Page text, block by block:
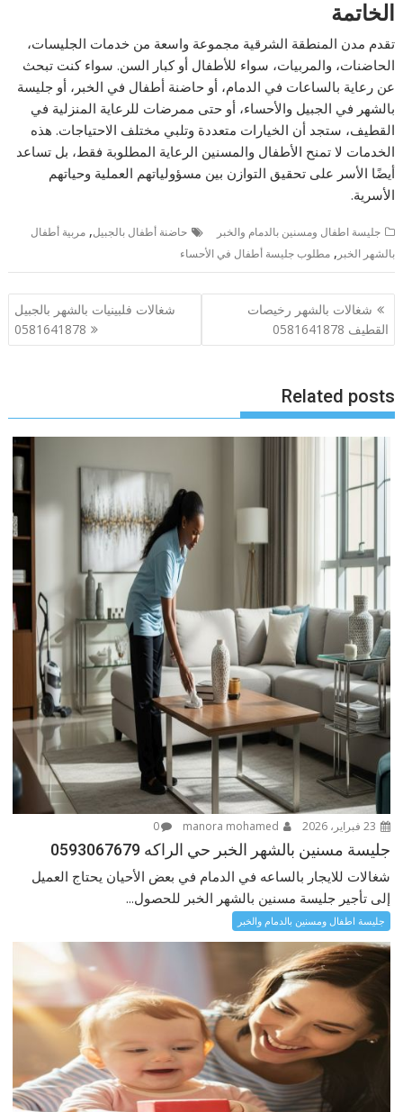
الخاتمة
تقدم مدن المنطقة الشرقية مجموعة واسعة من خدمات الجليسات،
الحاضنات، والمربيات، سواء للأطفال أو كبار السن. سواء كنت تبحث
عن رعاية بالساعات في الدمام، أو حاضنة أطفال في الخبر، أو جليسة
بالشهر في الجبيل والأحساء، أو حتى ممرضات للرعاية المنزلية في
القطيف، ستجد أن الخيارات متعددة وتلبي مختلف الاحتياجات. هذه
الخدمات لا تمنح الأطفال والمسنين الرعاية المطلوبة فقط، بل تساعد
أيضًا الأسر على تحقيق التوازن بين مسؤولياتهم العملية وحياتهم
الأسرية.
جليسة اطفال ومسنين بالدمام والخبر حاضنة أطفال بالجبيل,مربية أطفال
بالشهر الخبر ,مطلوب جليسة أطفال في الأحساء
تصفّح
المقالات
شغالات بالشهر رخيصات
القطيف 0581641878
شغالات فلبينيات بالشهر بالجبيل
0581641878
Related posts
0
جليسة مسنين بالشهر الخبر حي الراكه 0593067679
شغالات للايجار بالساعه في الدمام في بعض الأحيان يحتاج العميل
إلى تأجير جليسة مسنين بالشهر الخبر للحصول...
جليسة اطفال ومسنين بالدمام والخبر